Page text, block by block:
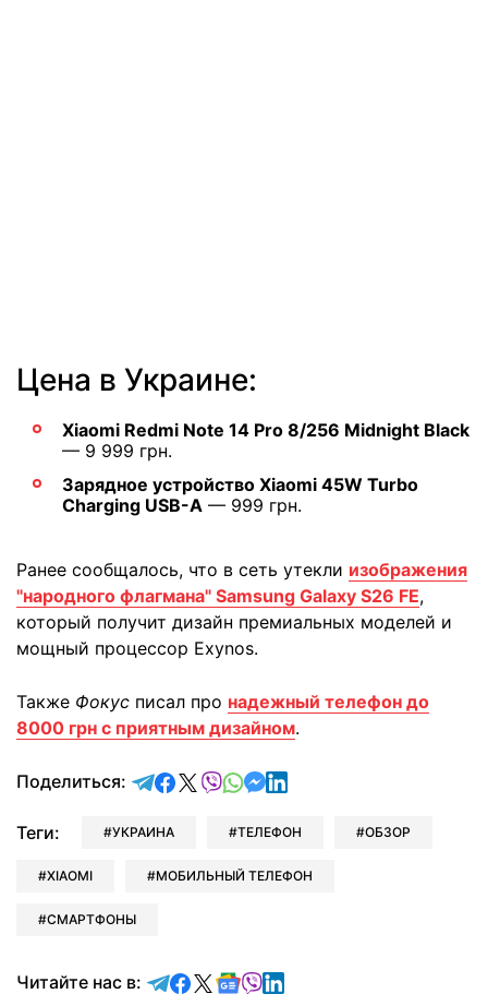
Цена в Украине:
Xiaomi Redmi Note 14 Pro 8/256 Midnight Black
— 9 999 грн.
Зарядное устройство Xiaomi 45W Turbo
Charging USB-A — 999 грн.
Ранее сообщалось, что в сеть утекли изображения
"народного флагмана" Samsung Galaxy S26 FE,
который получит дизайн премиальных моделей и
мощный процессор Exynos.
Также Фокус писал про надежный телефон до
8000 грн с приятным дизайном.
Поделиться: отправить в Telegram
поделиться в Facebook
поделиться в X
отправить в Viber
отправить в Whatsapp
отправить в Messenger
отправить в LinkedIn
Теги: УКРАИНА ТЕЛЕФОН ОБЗОР
XIAOMI МОБИЛЬНЫЙ ТЕЛЕФОН
СМАРТФОНЫ
Читайте нас в: Читайте в Telegram
Читайте в Facebook
Читайте в X
Читайте в Google news
Читайте в Viber
Читайте в LinkedIn